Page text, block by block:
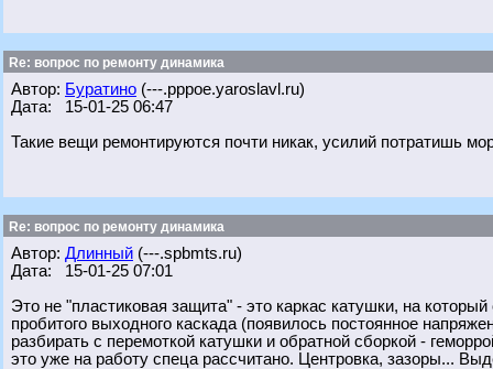
Re: вопрос по ремонту динамика
Автор: Буратино (---.pppoe.yaroslavl.ru)
Дата: 15-01-25 06:47
Такие вещи ремонтируются почти никак, усилий потратишь
Re: вопрос по ремонту динамика
Автор: Длинный (---.spbmts.ru)
Дата: 15-01-25 07:01
Это не "пластиковая защита" - это каркас катушки, на
пробитого выходного каскада (появилось постоянное
разбирать с перемоткой катушки и обратной сборкой -
это уже на работу спеца рассчитано. Центровка, зазоры...